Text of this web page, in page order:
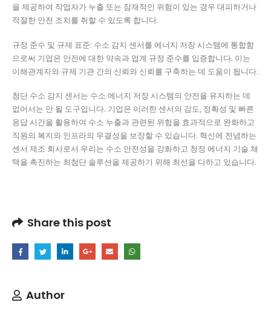
을 제공하여 작업자가 누출 또는 잠재적인 위험이 있는 경우 대피하거나
적절한 안전 조치를 취할 수 있도록 합니다.
규정 준수 및 규제 표준: 수소 감지 센서를 에너지 저장 시스템에 통합함
으로써 기업은 안전에 대한 약속과 업계 규정 준수를 입증합니다. 이는
이해관계자와 규제 기관 간의 신뢰와 신뢰를 구축하는 데 도움이 됩니다.
첨단 수소 감지 센서는 수소 에너지 저장 시스템의 안전을 유지하는 데
없어서는 안 될 도구입니다. 기업은 이러한 센서의 감도, 정확성 및 빠른
응답 시간을 활용하여 수소 누출과 관련된 위험을 효과적으로 완화하고
직원의 복지와 인프라의 무결성을 보장할 수 있습니다. 혁신에 전념하는
센서 제조 회사로서 우리는 수소 안전성을 강화하고 청정 에너지 기술 채
택을 촉진하는 최첨단 솔루션을 제공하기 위해 최선을 다하고 있습니다.
Share this post
Author